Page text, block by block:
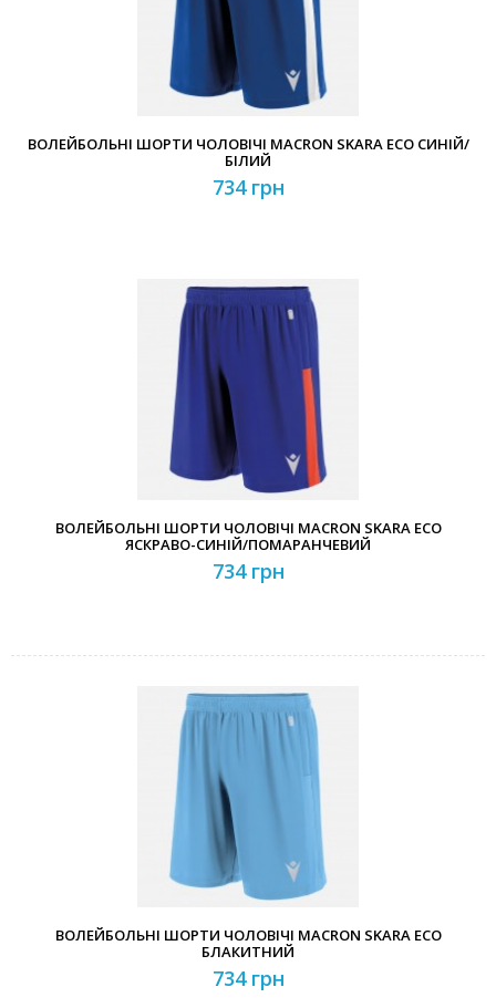
ВОЛЕЙБОЛЬНІ ШОРТИ ЧОЛОВІЧІ MACRON SKARA ECO СИНІЙ/
БІЛИЙ
734 грн
ВОЛЕЙБОЛЬНІ ШОРТИ ЧОЛОВІЧІ MACRON SKARA ECO
ЯСКРАВО-СИНІЙ/ПОМАРАНЧЕВИЙ
734 грн
ВОЛЕЙБОЛЬНІ ШОРТИ ЧОЛОВІЧІ MACRON SKARA ECO
БЛАКИТНИЙ
734 грн